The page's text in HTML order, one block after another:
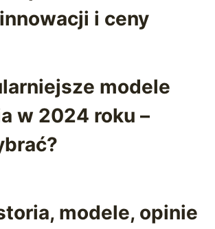
i ceny
modele
w 2024 roku –
modele, opinie